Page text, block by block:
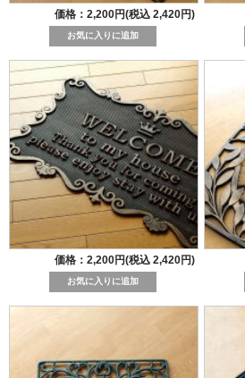
価格：2,200円(税込 2,420円)
価格：2,200円(税込 2,420円)